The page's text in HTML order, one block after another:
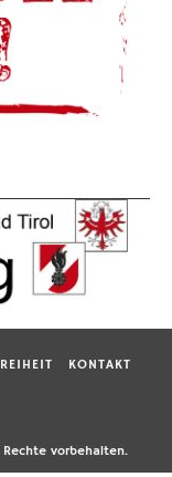
KONTAKT
vorbehalten.